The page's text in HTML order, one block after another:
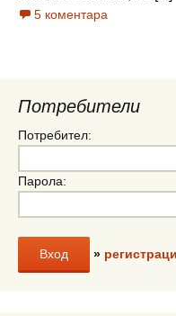
5 коментара
Потребители
Потребител:
Парола:
»